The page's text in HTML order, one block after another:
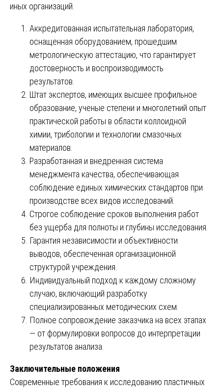
иных организаций.
Аккредитованная испытательная лаборатория,
оснащенная оборудованием, прошедшим
метрологическую аттестацию, что гарантирует
достоверность и воспроизводимость
результатов.
Штат экспертов, имеющих высшее профильное
образование, ученые степени и многолетний опыт
практической работы в области коллоидной
химии, трибологии и технологии смазочных
материалов.
Разработанная и внедренная система
менеджмента качества, обеспечивающая
соблюдение единых химических стандартов при
производстве всех видов исследований.
Строгое соблюдение сроков выполнения работ
без ущерба для полноты и глубины исследования.
Гарантия независимости и объективности
выводов, обеспеченная организационной
структурой учреждения.
Индивидуальный подход к каждому сложному
случаю, включающий разработку
специализированных методических схем.
Полное сопровождение заказчика на всех этапах
— от формулировки вопросов до интерпретации
результатов анализа.
Заключительные положения
Современные требования к исследованию пластичных